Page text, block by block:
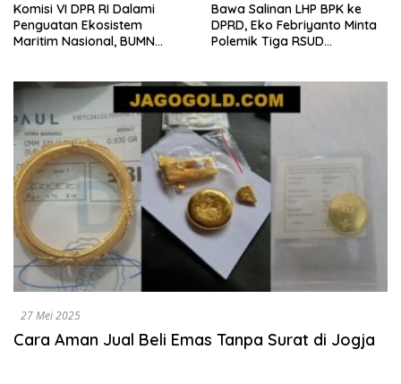
Komisi VI DPR RI Dalami
Penguatan Ekosistem
Maritim Nasional, BUMN
Bawa Salinan LHP BPK ke
DPRD, Eko Febriyanto Minta
Polemik Tiga RSUD
27 Mei 2025
Cara Aman Jual Beli Emas Tanpa Surat di Jogja